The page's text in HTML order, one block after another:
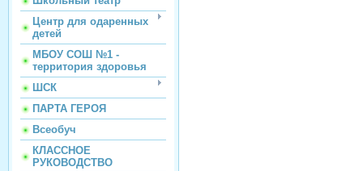
Центр для одаренных
детей
МБОУ СОШ №1 -
территория здоровья
ШСК
ПАРТА ГЕРОЯ
Всеобуч
КЛАССНОЕ
РУКОВОДСТВО